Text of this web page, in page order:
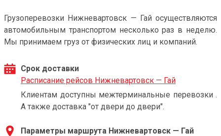
Грузоперевозки Нижневартовск — Гай осуществляются
автомобильным транспортом несколько раз в неделю.
Мы принимаем груз от физических лиц и компаний.
Срок доставки
Расписание рейсов Нижневартовск — Гай
Клиентам доступны межтерминальные перевозки .
А также доставка "от двери до двери".
Параметры маршрута Нижневартовск — Гай